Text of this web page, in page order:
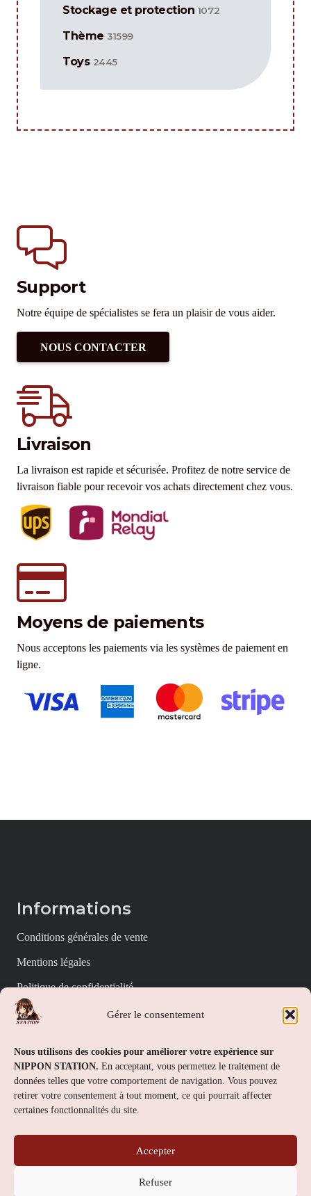
Gérer le consentement
Nous utilisons des cookies pour améliorer votre expérience sur
NIPPON STATION. En acceptant, vous permettez le traitement de
données telles que votre comportement de navigation. Vous pouvez
retirer votre consentement à tout moment, ce qui pourrait affecter
certaines fonctionnalités du site.
Accepter
Refuser
Stockage et protection 1072
Thème 31599
Toys 2445
Support
Notre équipe de spécialistes se fera un plaisir de vous aider.
NOUS CONTACTER
Livraison
La livraison est rapide et sécurisée. Profitez de notre service de
livraison fiable pour recevoir vos achats directement chez vous.
Moyens de paiements
Nous acceptons les paiements via les systèmes de paiement en
ligne.
Informations
Conditions générales de vente
Mentions légales
Politique de confidentialité
Politique de cookies (UE)
Nippon Station
À propos
FAQs
Contact